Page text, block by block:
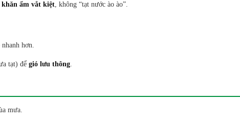
khăn ẩm vắt kiệt, không “tạt nước ào ào”.
nhanh hơn.
tạt) để gió lưu thông.
mưa.